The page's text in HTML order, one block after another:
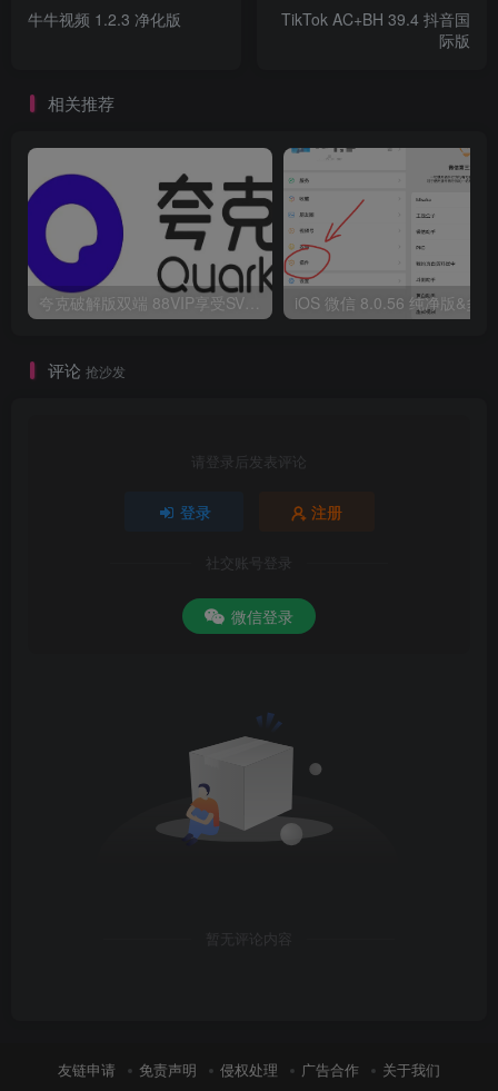
牛牛视频 1.2.3 净化版
TikTok AC+BH 39.4 抖音国
际版
相关推荐
夸克破解版双端 88VIP享受SVIP权限
评论 抢沙发
请登录后发表评论
登录 注册
社交账号登录
微信登录
暂无评论内容
友链申请 免责声明 侵权处理 广告合作 关于我们